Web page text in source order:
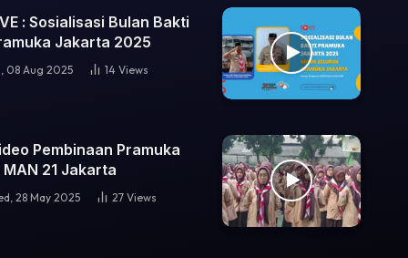
: Sosialisasi Bulan Bakti
Jakarta 2025
08 Aug 2025 14 Views
Pembinaan Pramuka
MAN 21 Jakarta
28 May 2025 27 Views